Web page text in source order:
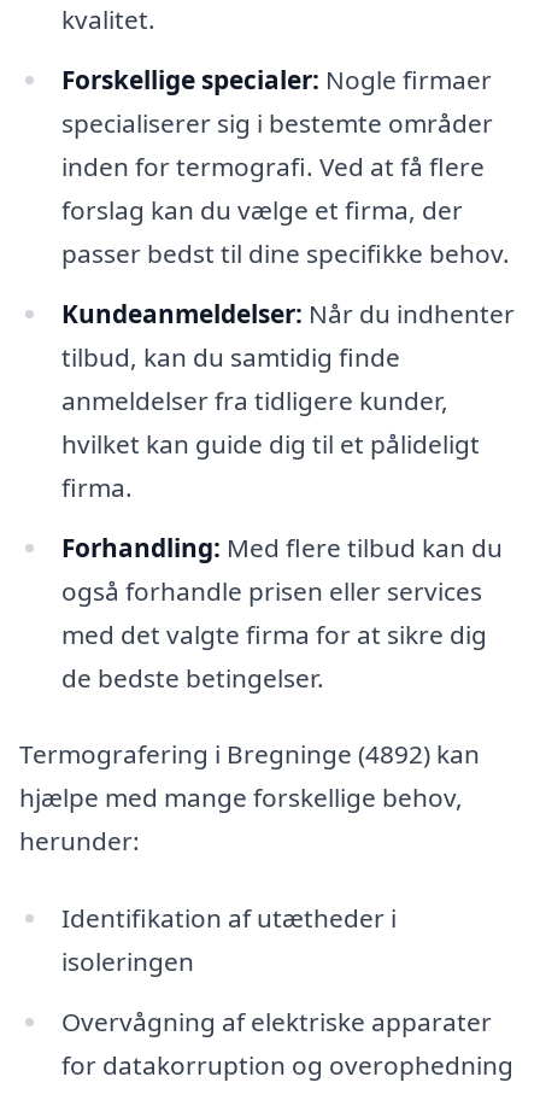
kvalitet.
Forskellige specialer: Nogle firmaer
specialiserer sig i bestemte områder
inden for termografi. Ved at få flere
forslag kan du vælge et firma, der
passer bedst til dine specifikke behov.
Kundeanmeldelser: Når du indhenter
tilbud, kan du samtidig finde
anmeldelser fra tidligere kunder,
hvilket kan guide dig til et pålideligt
firma.
Forhandling: Med flere tilbud kan du
også forhandle prisen eller services
med det valgte firma for at sikre dig
de bedste betingelser.
Termografering i Bregninge (4892) kan
hjælpe med mange forskellige behov,
herunder:
Identifikation af utætheder i
isoleringen
Overvågning af elektriske apparater
for datakorruption og overophedning